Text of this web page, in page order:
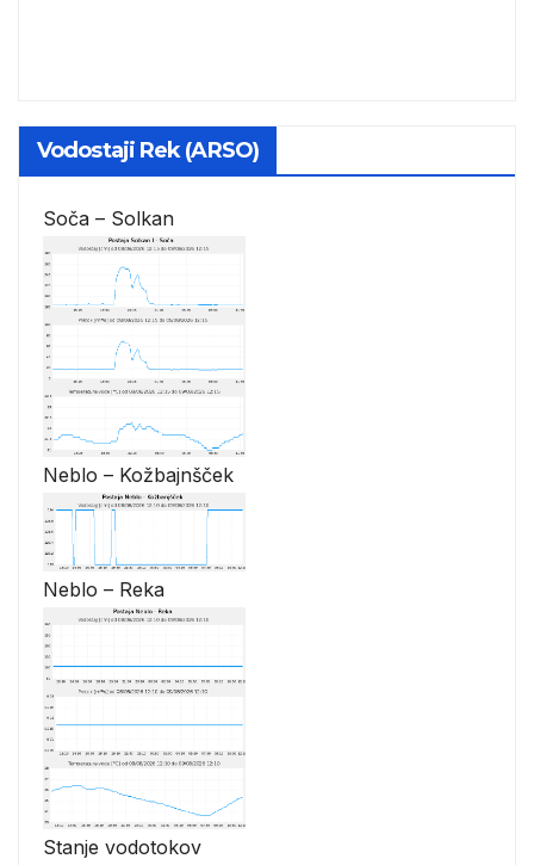
Vodostaji Rek (ARSO)
Soča – Solkan
Neblo – Kožbajnšček
Neblo – Reka
Stanje vodotokov